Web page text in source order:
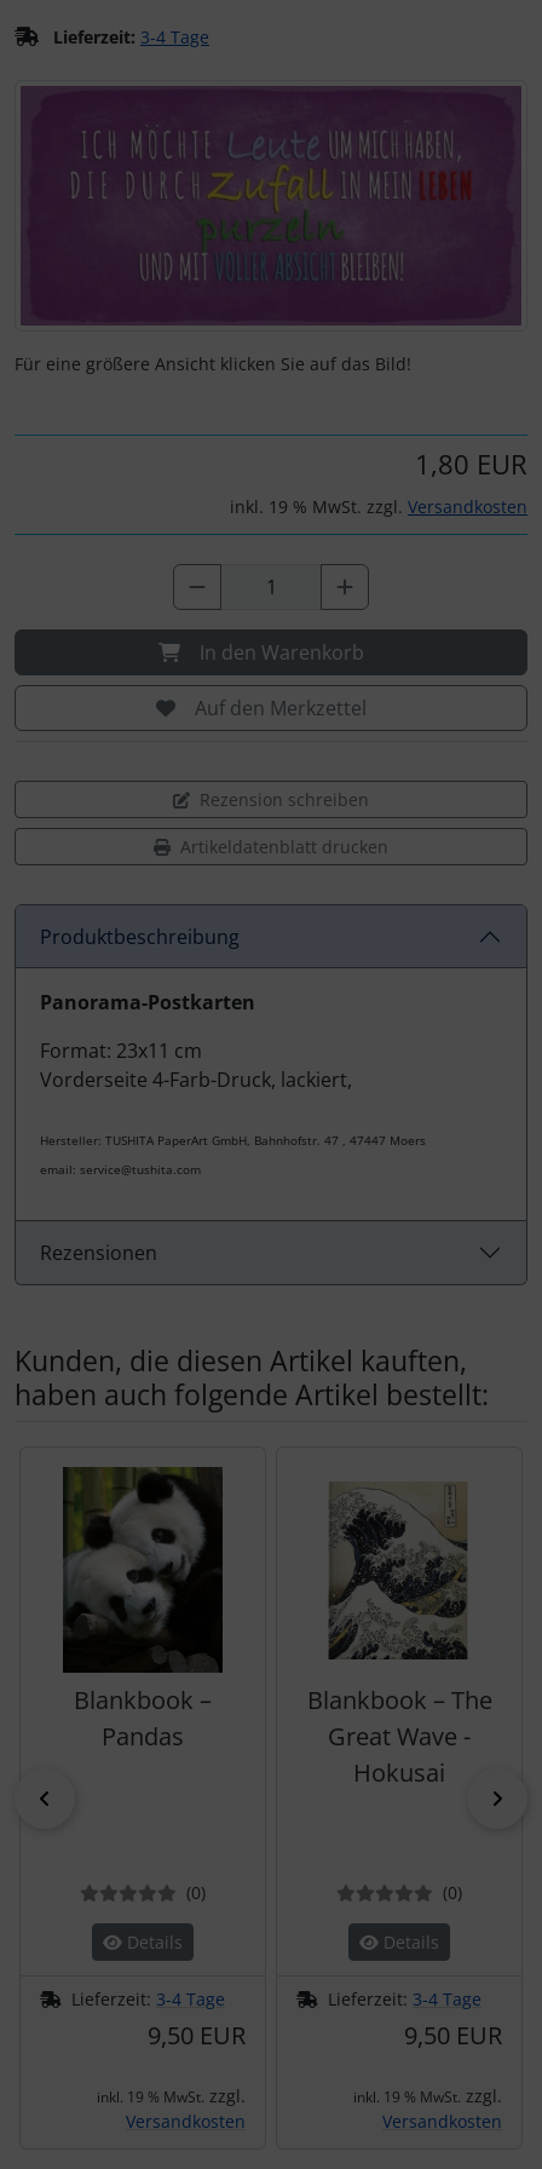
Lieferzeit: 3-4 Tage
Wenn mehr als ein Produktbild exitiert, können Sie die
Für eine größere Ansicht klicken Sie auf das Bild!
1,80 EUR
inkl. 19 % MwSt. zzgl. Versandkosten
In den Warenkorb
Auf den Merkzettel
Rezension schreiben
Artikeldatenblatt drucken
Produktbeschreibung
Produktbeschreibung
Panorama-Postkarten
Format: 23x11 cm
Vorderseite 4-Farb-Druck, lackiert,
Hersteller: TUSHITA PaperArt GmbH, Bahnhofstr. 47 , 47447 Moers
email: service@tushita.com
Rezensionen
Kunden, die diesen Artikel kauften,
haben auch folgende Artikel bestellt:
Blankbook –
Pandas
(0Bewertungen
)
Details
Lieferzeit: 3-4 Tage
9,50 EUR
inkl. 19 % MwSt. zzgl.
Versandkosten
Blankbook – The
Great Wave -
Hokusai
(0)
Details
Lieferzeit: 3-4 Tage
9,50 EUR
inkl. 19 % MwSt. zzgl.
Versandkosten
Kalender 2027 - Organizer / Planer
Postkarten - Tiere, Natur, Landschaften
Postkarten - Hochzeit / Geburt / Genesung
Postkarten - Weihnachten
Postkarten - Sonstiges
Klappkarten - Retro / Vintage
Klappkarten - Weihnachten
Klappkarten - Verschiedenes